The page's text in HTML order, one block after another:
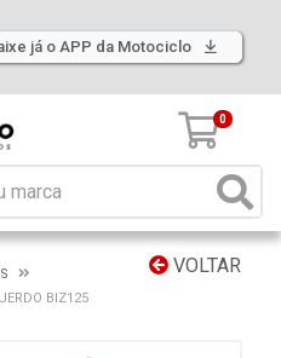
já o APP da Motociclo
0
VOLTAR
BIZ125